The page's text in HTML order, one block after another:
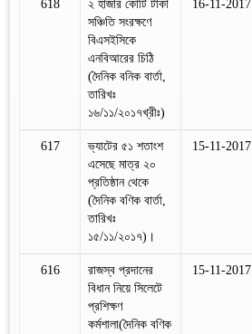
618
২ হাজার কোটি টাকা
সঞ্চিতি সংরক্ষণে
বিএসইসিকে
এনবিআরের চিঠি
(দৈনিক বনিক বার্তা,
তারিখঃ
১৬/১১/২০১৭খ্রীঃ)
16-11-2017
617
ভ্যাটের ৫১ শতাংশ
এসেছে মাত্র ২০
প্রতিষ্ঠান থেকে
(দৈনিক বণিক বার্তা,
তারিখঃ
১৫/১১/২০১৭)।
15-11-2017
616
রাজস্ব প্রদানের
বিধান নিয়ে সিলেটে
প্রশিক্ষণ
কর্মশালা(দৈনিক বণিক
15-11-2017